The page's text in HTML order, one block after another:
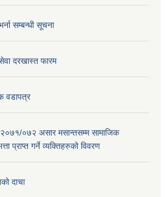
सम्बन्धी सूचना
दरखास्त फारम
वडापत्र
०७२ असार मसान्तसम्म सामाजिक
प्राप्त गर्ने व्यक्तिहरुको विवरण
दाचा